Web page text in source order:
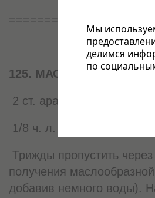
125. МАСЛО
2 ст. арахиса, подсушить
1/8 ч. л. соли
Трижды пропустить
получения
добавив немного воды).
Мы
делимся
по